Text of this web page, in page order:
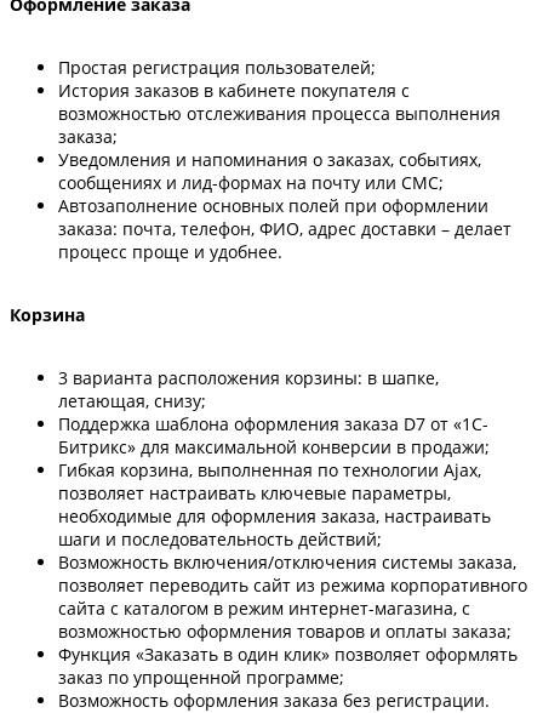
Простая регистрация пользователей;
История заказов в кабинете покупателя с
возможностью отслеживания процесса выполнения
заказа;
Уведомления и напоминания о заказах, событиях,
сообщениях и лид-формах на почту или СМС;
Автозаполнение основных полей при оформлении
заказа: почта, телефон, ФИО, адрес доставки – делает
процесс проще и удобнее.
Корзина
3 варианта расположения корзины: в шапке,
летающая, снизу;
Поддержка шаблона оформления заказа D7 от «1С-
Битрикс» для максимальной конверсии в продажи;
Гибкая корзина, выполненная по технологии Ajax,
позволяет настраивать ключевые параметры,
необходимые для оформления заказа, настраивать
шаги и последовательность действий;
Возможность включения/отключения системы заказа,
позволяет переводить сайт из режима корпоративного
сайта с каталогом в режим интернет-магазина, с
возможностью оформления товаров и оплаты заказа;
Функция «Заказать в один клик» позволяет оформлять
заказ по упрощенной программе;
Возможность оформления заказа без регистрации.